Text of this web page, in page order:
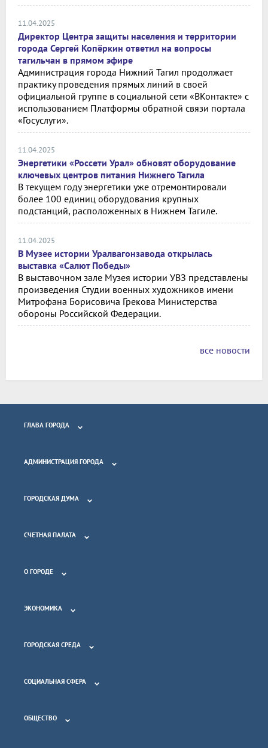
11.04.2025
Директор Центра защиты населения и территории
города Сергей Копёркин ответил на вопросы
тагильчан в прямом эфире
Администрация города Нижний Тагил продолжает
практику проведения прямых линий в своей
официальной группе в социальной сети «ВКонтакте» с
использованием Платформы обратной связи портала
«Госуслуги».
11.04.2025
Энергетики «Россети Урал» обновят оборудование
ключевых центров питания Нижнего Тагила
В текущем году энергетики уже отремонтировали
более 100 единиц оборудования крупных
подстанций, расположенных в Нижнем Тагиле.
11.04.2025
В Музее истории Уралвагонзавода открылась
выставка «Салют Победы»
В выставочном зале Музея истории УВЗ представлены
произведения Студии военных художников имени
Митрофана Борисовича Грекова Министерства
обороны Российской Федерации.
все новости
ГЛАВА ГОРОДА
АДМИНИСТРАЦИЯ ГОРОДА
ГОРОДСКАЯ ДУМА
СЧЕТНАЯ ПАЛАТА
О ГОРОДЕ
ЭКОНОМИКА
ГОРОДСКАЯ СРЕДА
СОЦИАЛЬНАЯ СФЕРА
ОБЩЕСТВО